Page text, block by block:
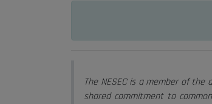
The NESEC is a member of
shared commitment to